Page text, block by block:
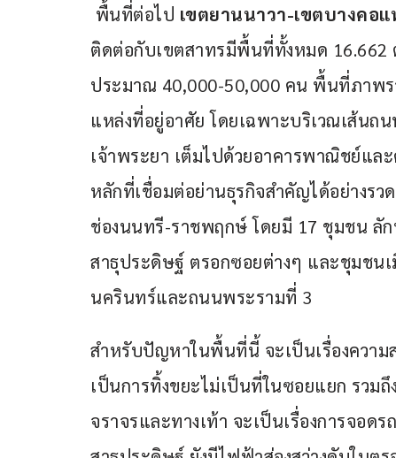
พื้นที่ต่อไป เขตยานนาวา-เขตบางคอ
ติดต่อกับเขตสาทรมีพื้นที่ทั้งหมด 16.662
ประมาณ 40,000-50,000 คน พื้นที่ภาพ
แหล่งที่อยู่อาศัย โดยเฉพาะบริเวณเส้น
เจ้าพระยา เต็มไปด้วยอาคารพาณิชย์แล
หลักที่เชื่อมต่อย่านธุรกิจสำคัญได้อย่างรว
ช่องนนทรี-ราชพฤกษ์ โดยมี 17 ชุมชน
สาธุประดิษฐ์ ตรอกซอยต่างๆ และชุมชน
นครินทร์และถนนพระรามที่ 3
สำหรับปัญหาในพื้นที่นี้ จะเป็นเรื่องความ
เป็นการทิ้งขยะไม่เป็นที่ในซอยแยก รว
จราจรและทางเท้า จะเป็นเรื่องการจอด